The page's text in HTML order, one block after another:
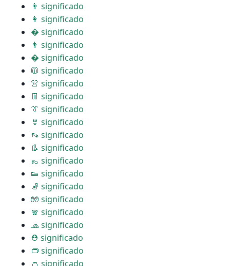
👨 significado
👩 significado
� significado
👨 significado
� significado
🧥 significado
👚 significado
👖 significado
👔 significado
👙 significado
👡 significado
👢 significado
👞 significado
👟 significado
🧦 significado
🧤 significado
🧣 significado
🧢 significado
⛑ significado
👝 significado
👛 significado